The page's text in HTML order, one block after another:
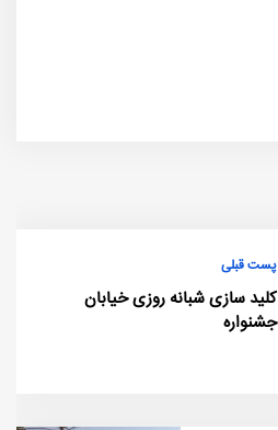
پست قبلی
کلید سازی شبانه روزی خیابان
جشنواره